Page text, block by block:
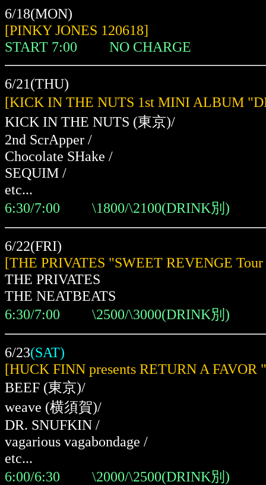
6/18(MON)
[PINKY JONES 120618]
START 7:00 NO CHARGE
6/21(THU)
[KICK IN THE NUTS 1st MINI ALBUM
KICK IN THE NUTS (東京)/
2nd ScrApper /
Chocolate SHake /
SEQUIM /
etc...
6:30/7:00 \1800/\2100(DRINK別)
6/22(FRI)
[THE PRIVATES "SWEET REVENGE
THE PRIVATES
THE NEATBEATS
6:30/7:00 \2500/\3000(DRINK別)
6/23(SAT)
[HUCK FINN presents RETURN A FAVOR
BEEF (東京)/
weave (横須賀)/
DR. SNUFKIN /
vagarious vagabondage /
etc...
6:00/6:30 \2000/\2500(DRINK別)